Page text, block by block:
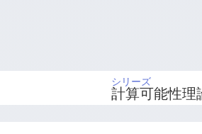
シリーズ
計算可能性理